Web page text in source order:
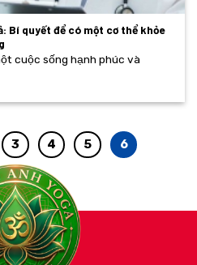
Bí quyết để có một cơ thể khỏe
cuộc sống hạnh phúc và
3 4 5 6